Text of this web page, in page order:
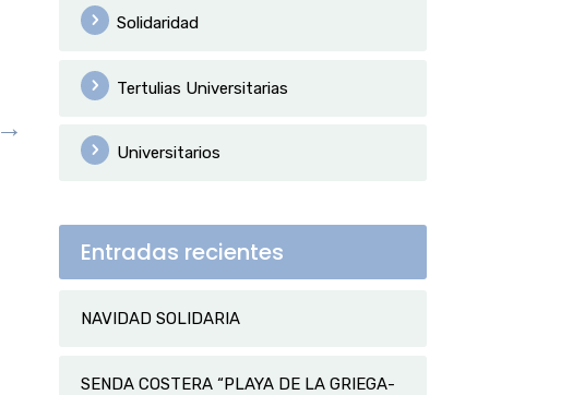
→
Solidaridad
Tertulias Universitarias
Universitarios
Entradas recientes
NAVIDAD SOLIDARIA
SENDA COSTERA “PLAYA DE LA GRIEGA-